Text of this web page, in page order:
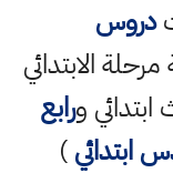
دروس
الابتدائي
ابتدائي ورابع
ابتدائي)